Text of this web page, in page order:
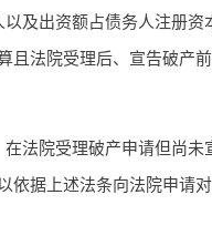
及出资额占债务人注册资
且法院受理后、宣告破产
法院受理破产申请但尚未
依据上述法条向法院申请